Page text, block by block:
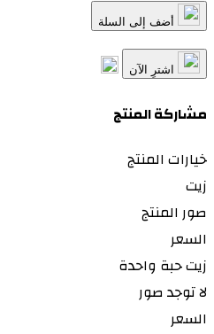
اشترِ الآن
مشاركة المنتج
خيارات المنتج
زيت
صور المنتج
السعر
زيتحبة واحدة
لا توجد صور
السعر